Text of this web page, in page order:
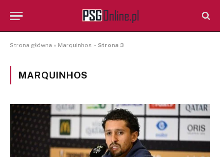
Strona główna » Marquinhos » Strona 3
MARQUINHOS